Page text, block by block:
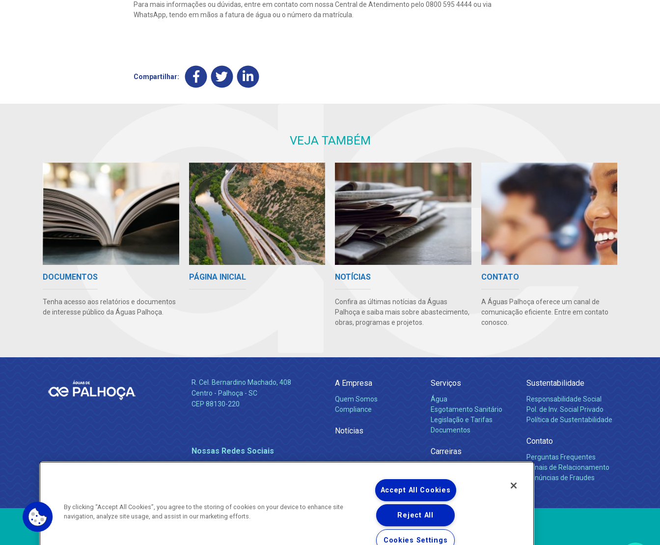
Para mais informações ou dúvidas, entre em contato com nossa Central de Atendimento pelo 0800 595 4444 ou via
WhatsApp, tendo em mãos a fatura de água ou o número da matrícula.
Compartilhar:
VEJA TAMBÉM
DOCUMENTOS
Tenha acesso aos relatórios e documentos
de interesse público da Águas Palhoça.
PÁGINA INICIAL NOTÍCIAS
Confira as últimas notícias da Águas
Palhoça e saiba mais sobre abastecimento,
obras, programas e projetos.
CONTATO
A Águas Palhoça oferece um canal de
comunicação eficiente. Entre em contato
conosco.
R. Cel. Bernardino Machado, 408
Centro - Palhoça - SC
CEP 88130-220
Nossas Redes Sociais
A Empresa
Quem Somos
Compliance
Notícias
Serviços
Água
Esgotamento Sanitário
Legislação e Tarifas
Documentos
Carreiras
Sustentabilidade
Responsabilidade Social
Pol. de Inv. Social Privado
Política de Sustentabilidade
Contato
Perguntas Frequentes
Canais de Relacionamento
Denúncias de Fraudes
Copyright ® 2026 - Todos os Direitos Reservados.
By clicking “Accept All Cookies”, you agree to the storing of cookies on your device to enhance site
navigation, analyze site usage, and assist in our marketing efforts.
Accept All Cookies
Reject All
Cookies Settings